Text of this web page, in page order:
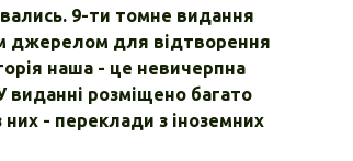
9-ти томне видання
джерелом для відтворення
наша - це невичерпна
виданні розміщено багато
них - переклади з іноземних